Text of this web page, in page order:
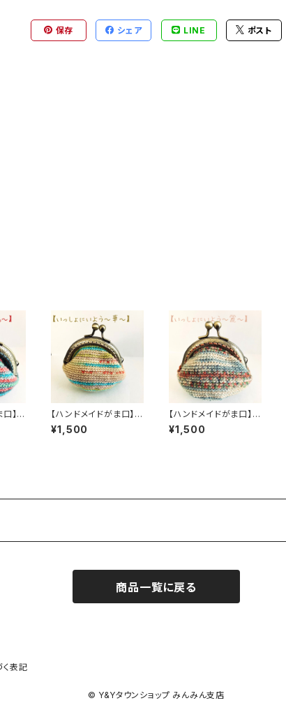
保存 シェア LINE ポスト
】い
【ハンドメイドがま口】い
っしょにいよう ～ 華 ～
【オパール毛糸】
¥1,500
【ハンドメイドがま口】い
っしょにいよう ～ 麗 ～
【オパール毛糸】
¥1,500
商品一覧に戻る
表記
© Y&Yタウンショップ みんみん支店